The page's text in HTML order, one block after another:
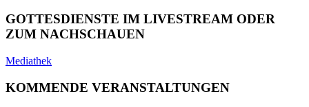
GOTTESDIENSTE IM LIVESTREAM ODER
ZUM NACHSCHAUEN
Mediathek
KOMMENDE VERANSTALTUNGEN